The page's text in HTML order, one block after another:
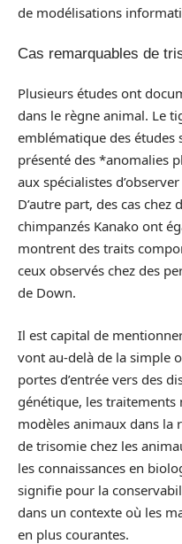
de modélisations
Cas remarquables de
Plusieurs études ont
dans le règne animal. Le
emblématique des études
présenté des *anomalies
aux spécialistes
D’autre part, des cas
chimpanzés Kanako ont
montrent des traits
ceux observés chez des
de Down.
Il est capital de
vont au-delà de la simple
portes d’entrée vers des
génétique, les traitements
modèles animaux dans la
de trisomie chez les
les connaissances en
signifie pour la
dans un contexte où les
en plus courantes.